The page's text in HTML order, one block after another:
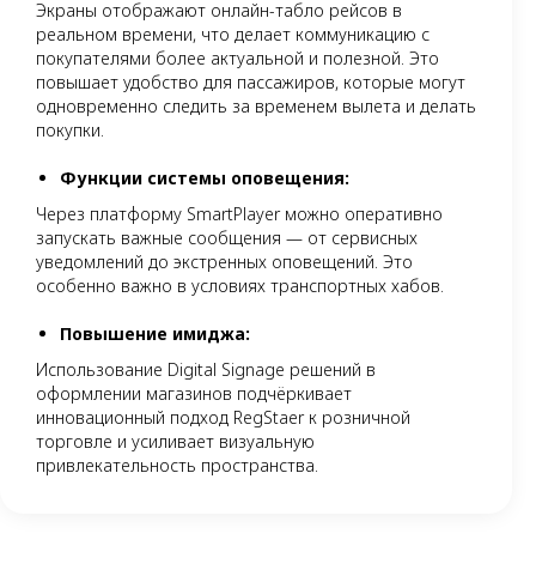
Экраны отображают онлайн-табло рейсов в
реальном времени, что делает коммуникацию с
покупателями более актуальной и полезной. Это
повышает удобство для пассажиров, которые могут
одновременно следить за временем вылета и делать
покупки.
Функции системы оповещения:
Через платформу SmartPlayer можно оперативно
запускать важные сообщения — от сервисных
уведомлений до экстренных оповещений. Это
особенно важно в условиях транспортных хабов.
Повышение имиджа:
Использование Digital Signage решений в
оформлении магазинов подчёркивает
инновационный подход RegStaer к розничной
торговле и усиливает визуальную
привлекательность пространства.